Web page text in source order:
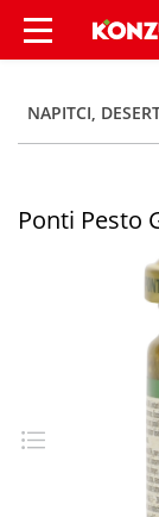
NAPITCI,
Ponti Pesto